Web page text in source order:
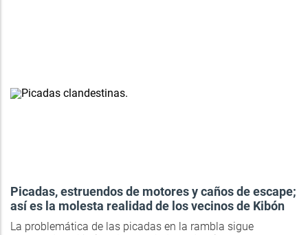
Picadas, estruendos de motores y caños de escape;
así es la molesta realidad de los vecinos de Kibón
La problemática de las picadas en la rambla sigue